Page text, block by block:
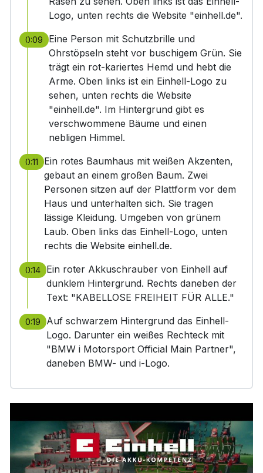
Logo, unten rechts die Website "einhell.de".
0:09
Eine Person mit Schutzbrille und
Ohrstöpseln steht vor buschigem Grün. Sie
trägt ein rot-kariertes Hemd und hebt die
Arme. Oben links ist ein Einhell-Logo zu
sehen, unten rechts die Website
"einhell.de". Im Hintergrund gibt es
verschwommene Bäume und einen
nebligen Himmel.
0:11
Ein rotes Baumhaus mit weißen Akzenten,
gebaut an einem großen Baum. Zwei
Personen sitzen auf der Plattform vor dem
Haus und unterhalten sich. Sie tragen
lässige Kleidung. Umgeben von grünem
Laub. Oben links das Einhell-Logo, unten
rechts die Website einhell.de.
0:14 Ein roter Akkuschrauber von Einhell auf
dunklem Hintergrund. Rechts daneben der
Text: "KABELLOSE FREIHEIT FÜR ALLE."
0:19
Auf schwarzem Hintergrund das Einhell-
Logo. Darunter ein weißes Rechteck mit
"BMW i Motorsport Official Main Partner",
daneben BMW- und i-Logo.